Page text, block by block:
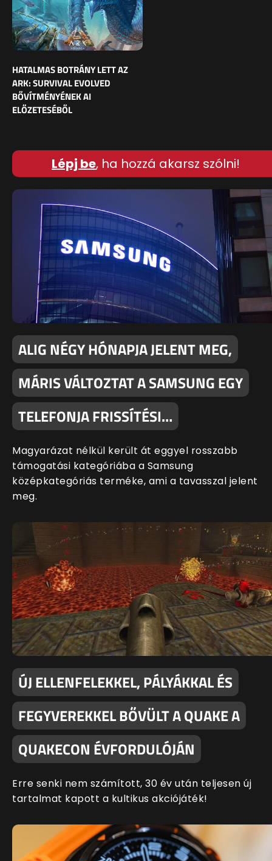
HATALMAS BOTRÁNY LETT AZ
ARK: SURVIVAL EVOLVED
BŐVÍTMÉNYÉNEK AI
ELŐZETESÉBŐL
Lépj be, ha hozzá akarsz szólni!
ALIG NÉGY HÓNAPJA JELENT MEG,
MÁRIS VÁLTOZTAT A SAMSUNG EGY
TELEFONJA FRISSÍTÉSI…
Magyarázat nélkül került át eggyel rosszabb
támogatási kategóriába a Samsung
középkategóriás terméke, ami a tavasszal jelent
meg.
ÚJ ELLENFELEKKEL, PÁLYÁKKAL ÉS
FEGYVEREKKEL BŐVÜLT A QUAKE A
QUAKECON ÉVFORDULÓJÁN
Erre senki nem számított, 30 év után teljesen új
tartalmat kapott a kultikus akciójáték!